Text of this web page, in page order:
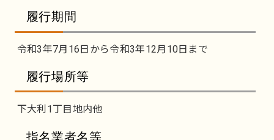
履行期間
令和3年7月16日から令和3年12月10日まで
履行場所等
下大利1丁目地内他
指名業者名等